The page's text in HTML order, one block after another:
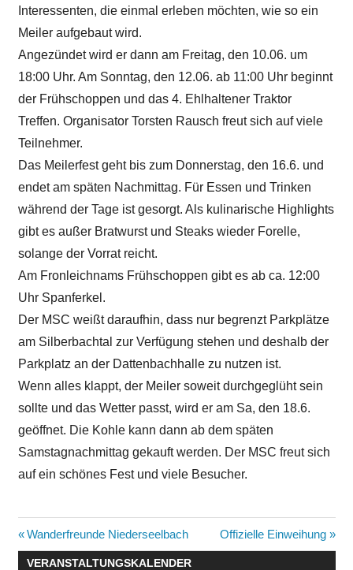
Interessenten, die einmal erleben möchten, wie so ein
Meiler aufgebaut wird.
Angezündet wird er dann am Freitag, den 10.06. um
18:00 Uhr. Am Sonntag, den 12.06. ab 11:00 Uhr beginnt
der Frühschoppen und das 4. Ehlhaltener Traktor
Treffen. Organisator Torsten Rausch freut sich auf viele
Teilnehmer.
Das Meilerfest geht bis zum Donnerstag, den 16.6. und
endet am späten Nachmittag. Für Essen und Trinken
während der Tage ist gesorgt. Als kulinarische Highlights
gibt es außer Bratwurst und Steaks wieder Forelle,
solange der Vorrat reicht.
Am Fronleichnams Frühschoppen gibt es ab ca. 12:00
Uhr Spanferkel.
Der MSC weißt daraufhin, dass nur begrenzt Parkplätze
am Silberbachtal zur Verfügung stehen und deshalb der
Parkplatz an der Dattenbachhalle zu nutzen ist.
Wenn alles klappt, der Meiler soweit durchgeglüht sein
sollte und das Wetter passt, wird er am Sa, den 18.6.
geöffnet. Die Kohle kann dann ab dem späten
Samstagnachmittag gekauft werden. Der MSC freut sich
auf ein schönes Fest und viele Besucher.
Beitragsnavigation
Vorheriger
Beitrag:
Wanderfreunde Niederseelbach
Nächster
Beitrag:
Offizielle Einweihung
VERANSTALTUNGSKALENDER